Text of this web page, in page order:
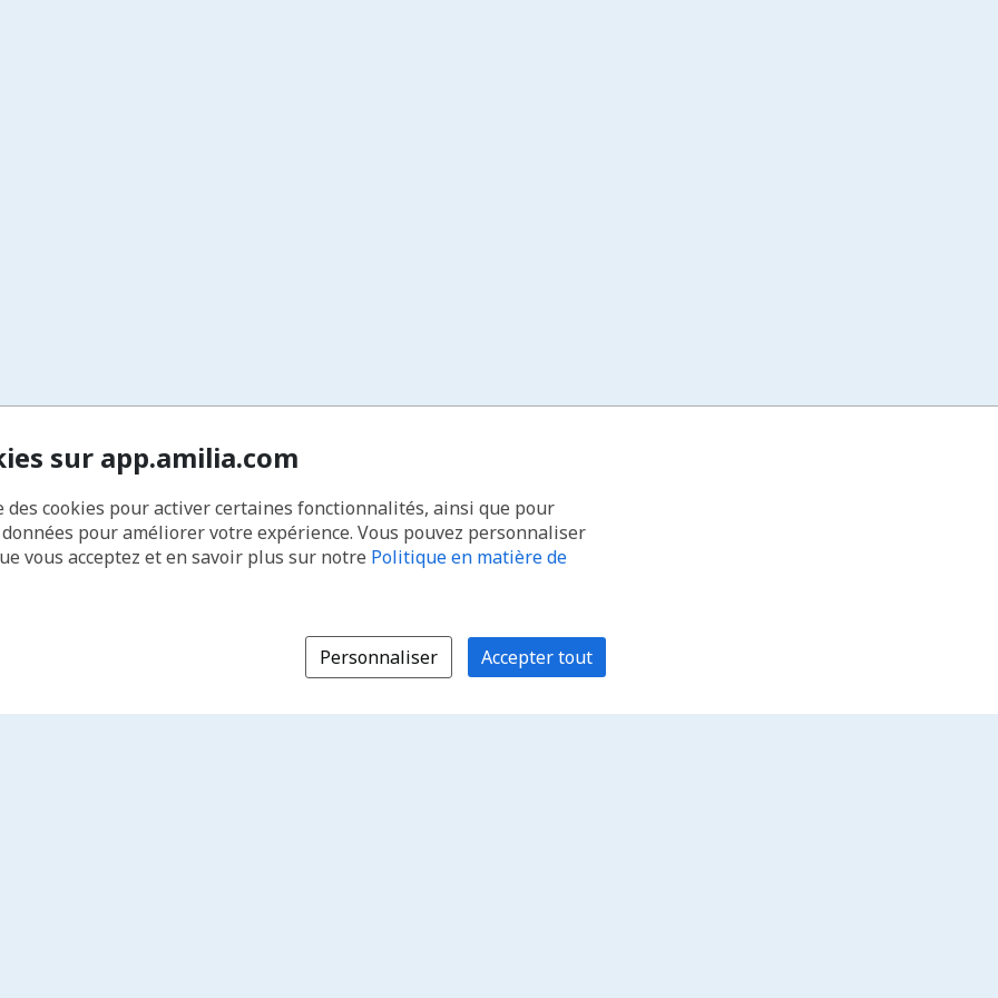
sur app.amilia.com
cookies pour activer certaines fonctionnalités, ainsi que pour
pour améliorer votre expérience. Vous pouvez personnaliser
vous acceptez et en savoir plus sur notre Politique en matière de
Personnaliser Accepter tout